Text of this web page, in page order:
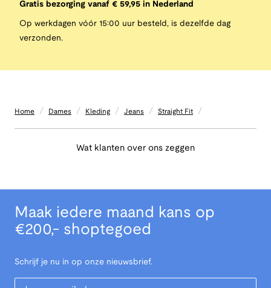
Gratis bezorging vanaf € 59,95 in Nederland
Op werkdagen vóór 15:00 uur besteld, is dezelfde dag
verzonden.
Home / Dames / Kleding / Jeans / Straight Fit /
Wat klanten over ons zeggen
Maak iedere maand kans op
€200,- shoptegoed
Schrijf je nu in op onze nieuwsbrief.
Your Email